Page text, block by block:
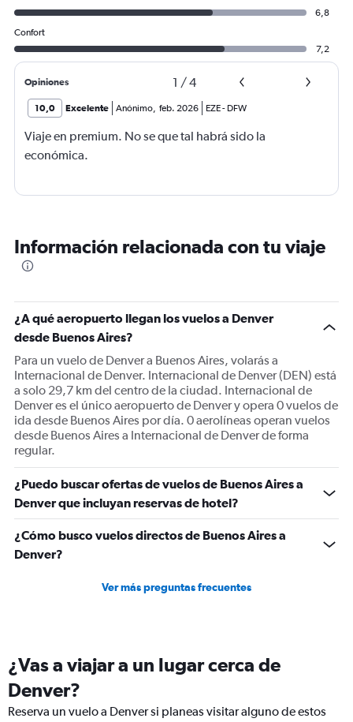
6,8
Confort
7,2
Opiniones 1 /4
10,0 Excelente Anónimo, feb. 2026 EZE- DFW
Viaje en premium. No se que tal habrá sido la
económica.
Información relacionada con tu viaje
¿A qué aeropuerto llegan los vuelos a Denver
desde Buenos Aires?
Para un vuelo de Denver a Buenos Aires, volarás a
Internacional de Denver. Internacional de Denver (DEN) está
a solo 29,7 km del centro de la ciudad. Internacional de
Denver es el único aeropuerto de Denver y opera 0 vuelos de
ida desde Buenos Aires por día. 0 aerolíneas operan vuelos
desde Buenos Aires a Internacional de Denver de forma
regular.
¿Puedo buscar ofertas de vuelos de Buenos Aires a
Denver que incluyan reservas de hotel?
¿Cómo busco vuelos directos de Buenos Aires a
Denver?
Ver más preguntas frecuentes
¿Vas a viajar a un lugar cerca de
Denver?
Reserva un vuelo a Denver si planeas visitar alguno de estos